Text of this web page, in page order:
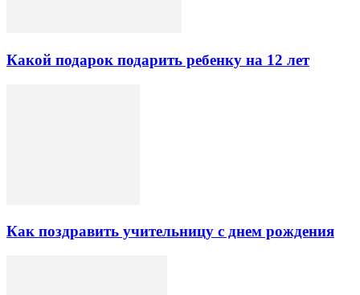
Какой подарок подарить ребенку на 12 лет
Как поздравить учительницу с днем рождения